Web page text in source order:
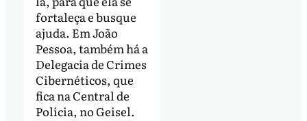
fortaleça e busque
ajuda. Em João
Pessoa, também há a
Delegacia de Crimes
Cibernéticos, que
fica na Central de
Polícia, no Geisel.